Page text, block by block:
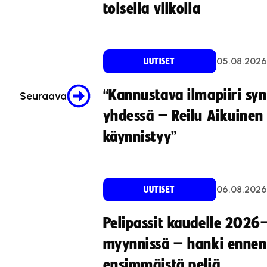
Seuraava
toisella viikolla
UUTISET 05.08.2026
“Kannustava ilmapiiri
yhdessä – Reilu
käynnistyy”
UUTISET 06.08.2026
Pelipassit kaudelle
myynnissä – hanki ennen